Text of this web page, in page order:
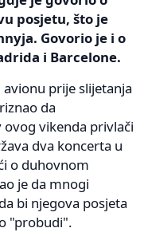
posjetu, što je
Govorio je i o
i Barcelone.
prije slijetanja
da
vikenda privlači
dva koncerta u
o duhovnom
je da mnogi
bi njegova posjeta
"probudi".